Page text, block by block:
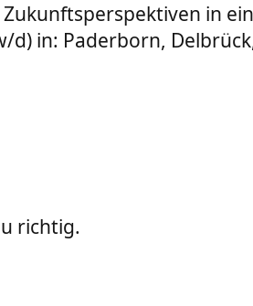
in
in: Paderborn,
richtig.